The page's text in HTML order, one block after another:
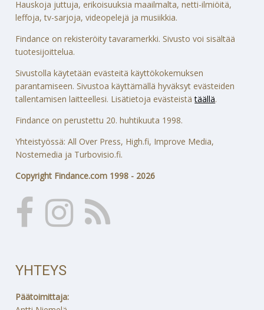
Hauskoja juttuja, erikoisuuksia maailmalta, netti-ilmiöitä,
leffoja, tv-sarjoja, videopelejä ja musiikkia.
Findance on rekisteröity tavaramerkki. Sivusto voi sisältää
tuotesijoittelua.
Sivustolla käytetään evästeitä käyttökokemuksen
parantamiseen. Sivustoa käyttämällä hyväksyt evästeiden
tallentamisen laitteellesi. Lisätietoja evästeistätäällä.
Findance on perustettu 20. huhtikuuta 1998.
Yhteistyössä: All Over Press, High.fi, Improve Media,
Nostemedia ja Turbovisio.fi.
Copyright Findance.com 1998 - 2026
YHTEYS
Päätoimittaja: